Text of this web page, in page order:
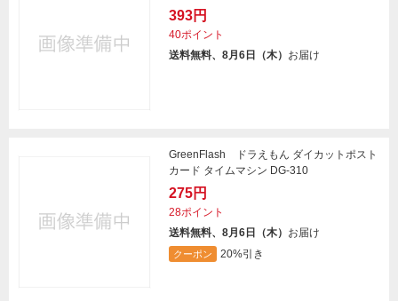
393円
40ポイント
送料無料、8月6日（木） お届け
GreenFlash ドラえもん ダイカットポスト
カード タイムマシン DG-310
275円
28ポイント
送料無料、8月6日（木） お届け
クーポン 20%引き